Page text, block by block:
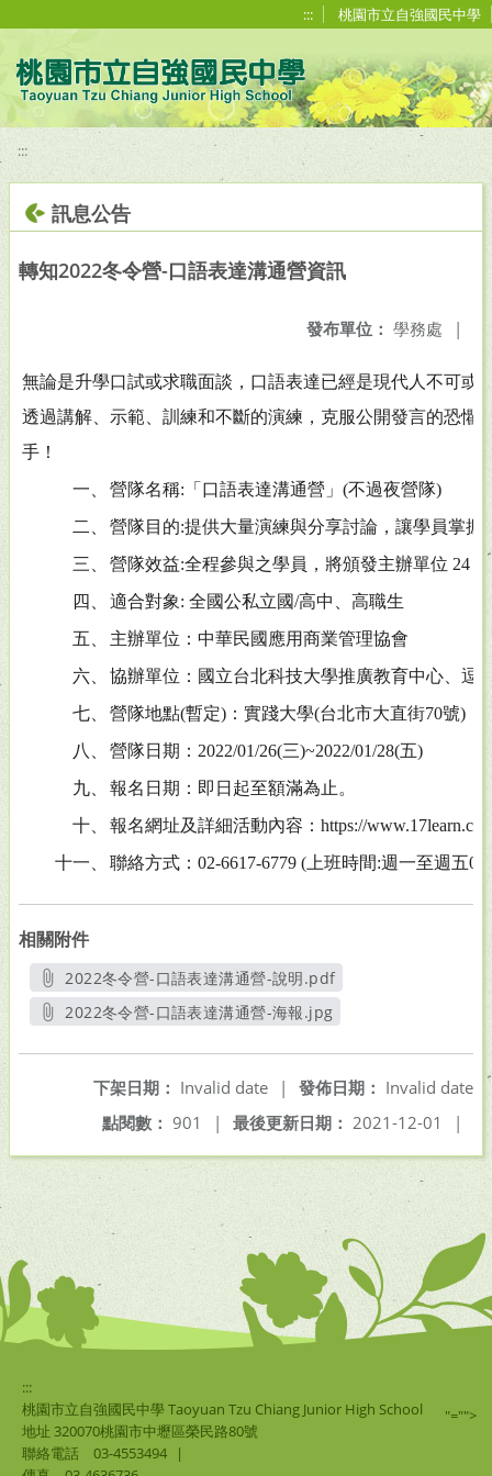
::: 桃園市立自強國民中學
:::
訊息公告
轉知2022冬令營-口語表達溝通營資訊
發布單位： 學務處 |
無論是升學口試或求職面談，口語表達已經是現代人不可或
透過講解、示範、訓練和不斷的演練，克服公開發言的恐懼
手！
一、
營隊名稱:「口語表達溝通營」(不過夜營隊)
二、
營隊目的:提供大量演練與分享討論，讓學員掌握
三、
營隊效益:全程參與之學員，將頒發主辦單位 24
四、
適合對象: 全國公私立國/高中、高職生
五、
主辦單位：中華民國應用商業管理協會
六、
協辦單位：國立台北科技大學推廣教育中心、逗
七、
營隊地點(暫定)：實踐大學(台北市大直街70號)
八、
營隊日期：2022/01/26(三)~2022/01/28(五)
九、
報名日期：即日起至額滿為止。
十、
報名網址及詳細活動內容：https://
十一、
聯絡方式：02-6617-6779 (上班時間:週一至週五
相關附件
2022冬令營-口語表達溝通營-說明.pdf
另開新視窗
2022冬令營-口語表達溝通營-海報.jpg
發佈日期： Invalid date
下架日期： Invalid date
|
最後更新日期： 2021-12-01 |
點閱數： 901 |
:::
桃園市立自強國民中學 Taoyuan Tzu Chiang Junior High School
地址 320070桃園市中壢區榮民路80號
聯絡電話
03-4553494
|
"="">